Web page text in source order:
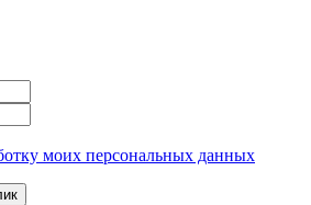
моих персональных данных